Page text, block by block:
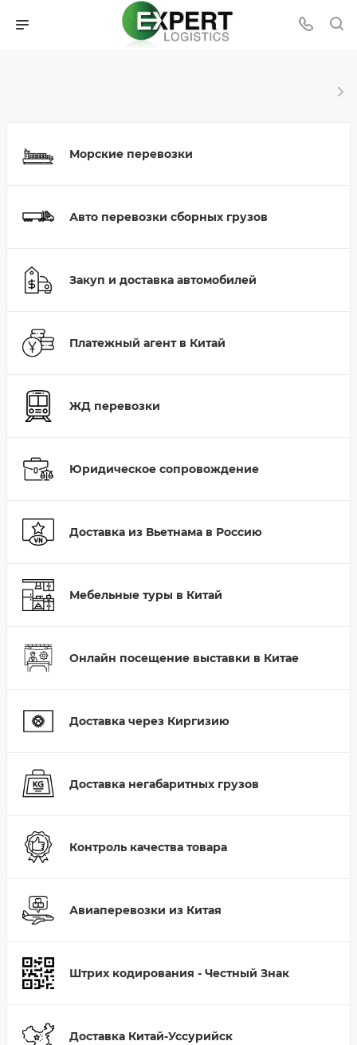
Морские перевозки
Авто перевозки сборных грузов
Закуп и доставка автомобилей
Платежный агент в Китай
ЖД перевозки
Юридическое сопровождение
Доставка из Вьетнама в Россию
Мебельные туры в Китай
Онлайн посещение выставки в Китае
Доставка через Киргизию
Доставка негабаритных грузов
Контроль качества товара
Авиаперевозки из Китая
Штрих кодирования - Честный Знак
Доставка Китай-Уссурийск